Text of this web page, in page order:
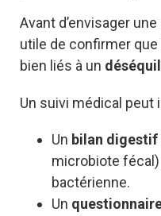
Avant d’envisager
utile de confirmer
bien liés à un
Un suivi médical peut
Un bilan digestif
microbiote
bactérienne.
Un